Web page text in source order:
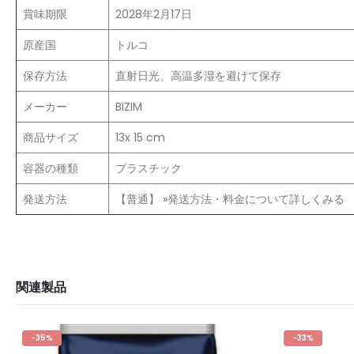
賞味期限
2028年2月17日
原産国
トルコ
保存方法
直射日光、高温多湿を避けて保存
メーカー
BIZIM
商品サイズ
13x 15 cm
容器の種類
プラスチック
発送方法
【普通】 »発送方法・料金について詳しくみる
関連製品
-33%